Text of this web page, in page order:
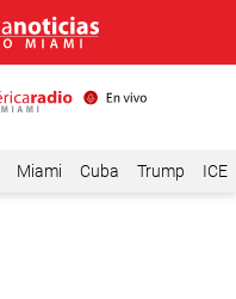
Miami Cuba Trump ICE